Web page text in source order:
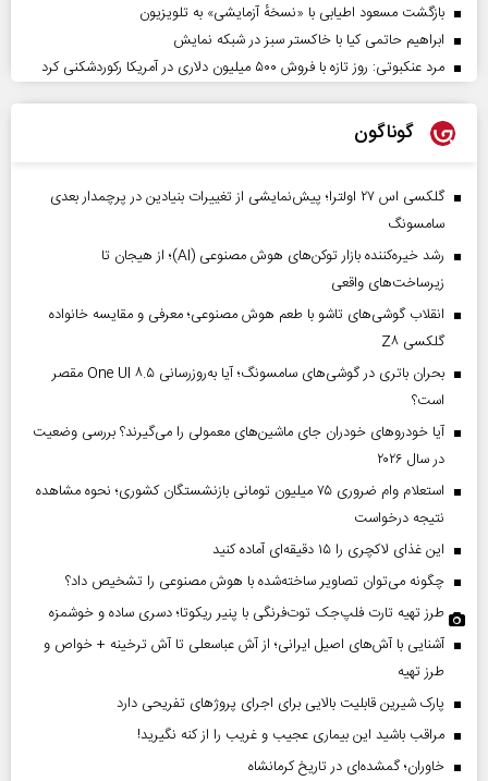
بازگشت مسعود اطیابی با «نسخهٔ آزمایشی» به تلویزیون
ابراهیم حاتمی کیا با خاکستر سبز در شبکه نمایش
مرد عنکبوتی: روز تازه با فروش ۵۰۰ میلیون دلاری در آمریکا رکوردشکنی کرد
گوناگون
گلکسی اس ۲۷ اولترا؛ پیش‌نمایشی از تغییرات بنیادین در پرچمدار بعدی
سامسونگ
رشد خیره‌کننده بازار توکن‌های هوش مصنوعی (AI)؛ از هیجان تا
زیرساخت‌های واقعی
انقلاب گوشی‌های تاشو‌ با طعم هوش مصنوعی؛ معرفی و مقایسه خانواده
گلکسی Z۸
بحران باتری در گوشی‌های سامسونگ؛ آیا به‌روزرسانی One UI ۸.۵ مقصر
است؟
آیا خودروهای خودران جای ماشین‌های معمولی را می‌گیرند؟ بررسی وضعیت
در سال ۲۰۲۶
استعلام وام ضروری ۷۵ میلیون تومانی بازنشستگان کشوری؛ نحوه مشاهده
نتیجه درخواست
این غذای لاکچری را ۱۵ دقیقه‌ای آماده کنید
چگونه می‌توان تصاویر ساخته‌شده با هوش مصنوعی را تشخیص داد؟
طرز تهیه تارت فلپ‌جک توت‌فرنگی با پنیر ریکوتا؛ دسری ساده و خوشمزه
آشنایی با آش‌های اصیل ایرانی؛ از آش عباسعلی تا آش ترخینه + خواص و
طرز تهیه
پارک شیرین قابلیت‌ بالایی برای اجرای پروژهای تفریحی دارد
مراقب باشید این بیماری عجیب و غریب را از کنه نگیرید!
خاوران؛ گمشده‌ای در تاریخ کرمانشاه